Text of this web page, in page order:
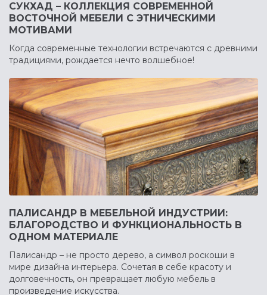
СУКХАД – КОЛЛЕКЦИЯ СОВРЕМЕННОЙ
ВОСТОЧНОЙ МЕБЕЛИ С ЭТНИЧЕСКИМИ
МОТИВАМИ
Когда современные технологии встречаются с древними
традициями, рождается нечто волшебное!
ПАЛИСАНДР В МЕБЕЛЬНОЙ ИНДУСТРИИ:
БЛАГОРОДСТВО И ФУНКЦИОНАЛЬНОСТЬ В
ОДНОМ МАТЕРИАЛЕ
Палисандр – не просто дерево, а символ роскоши в
мире дизайна интерьера. Сочетая в себе красоту и
долговечность, он превращает любую мебель в
произведение искусства.